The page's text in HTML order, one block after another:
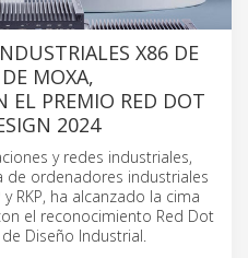
X86 DE
MOXA,
EL PREMIO RED DOT
2024
y redes industriales,
de ordenadores industriales
y RKP, ha alcanzado la cima
el reconocimiento Red Dot
Diseño Industrial.